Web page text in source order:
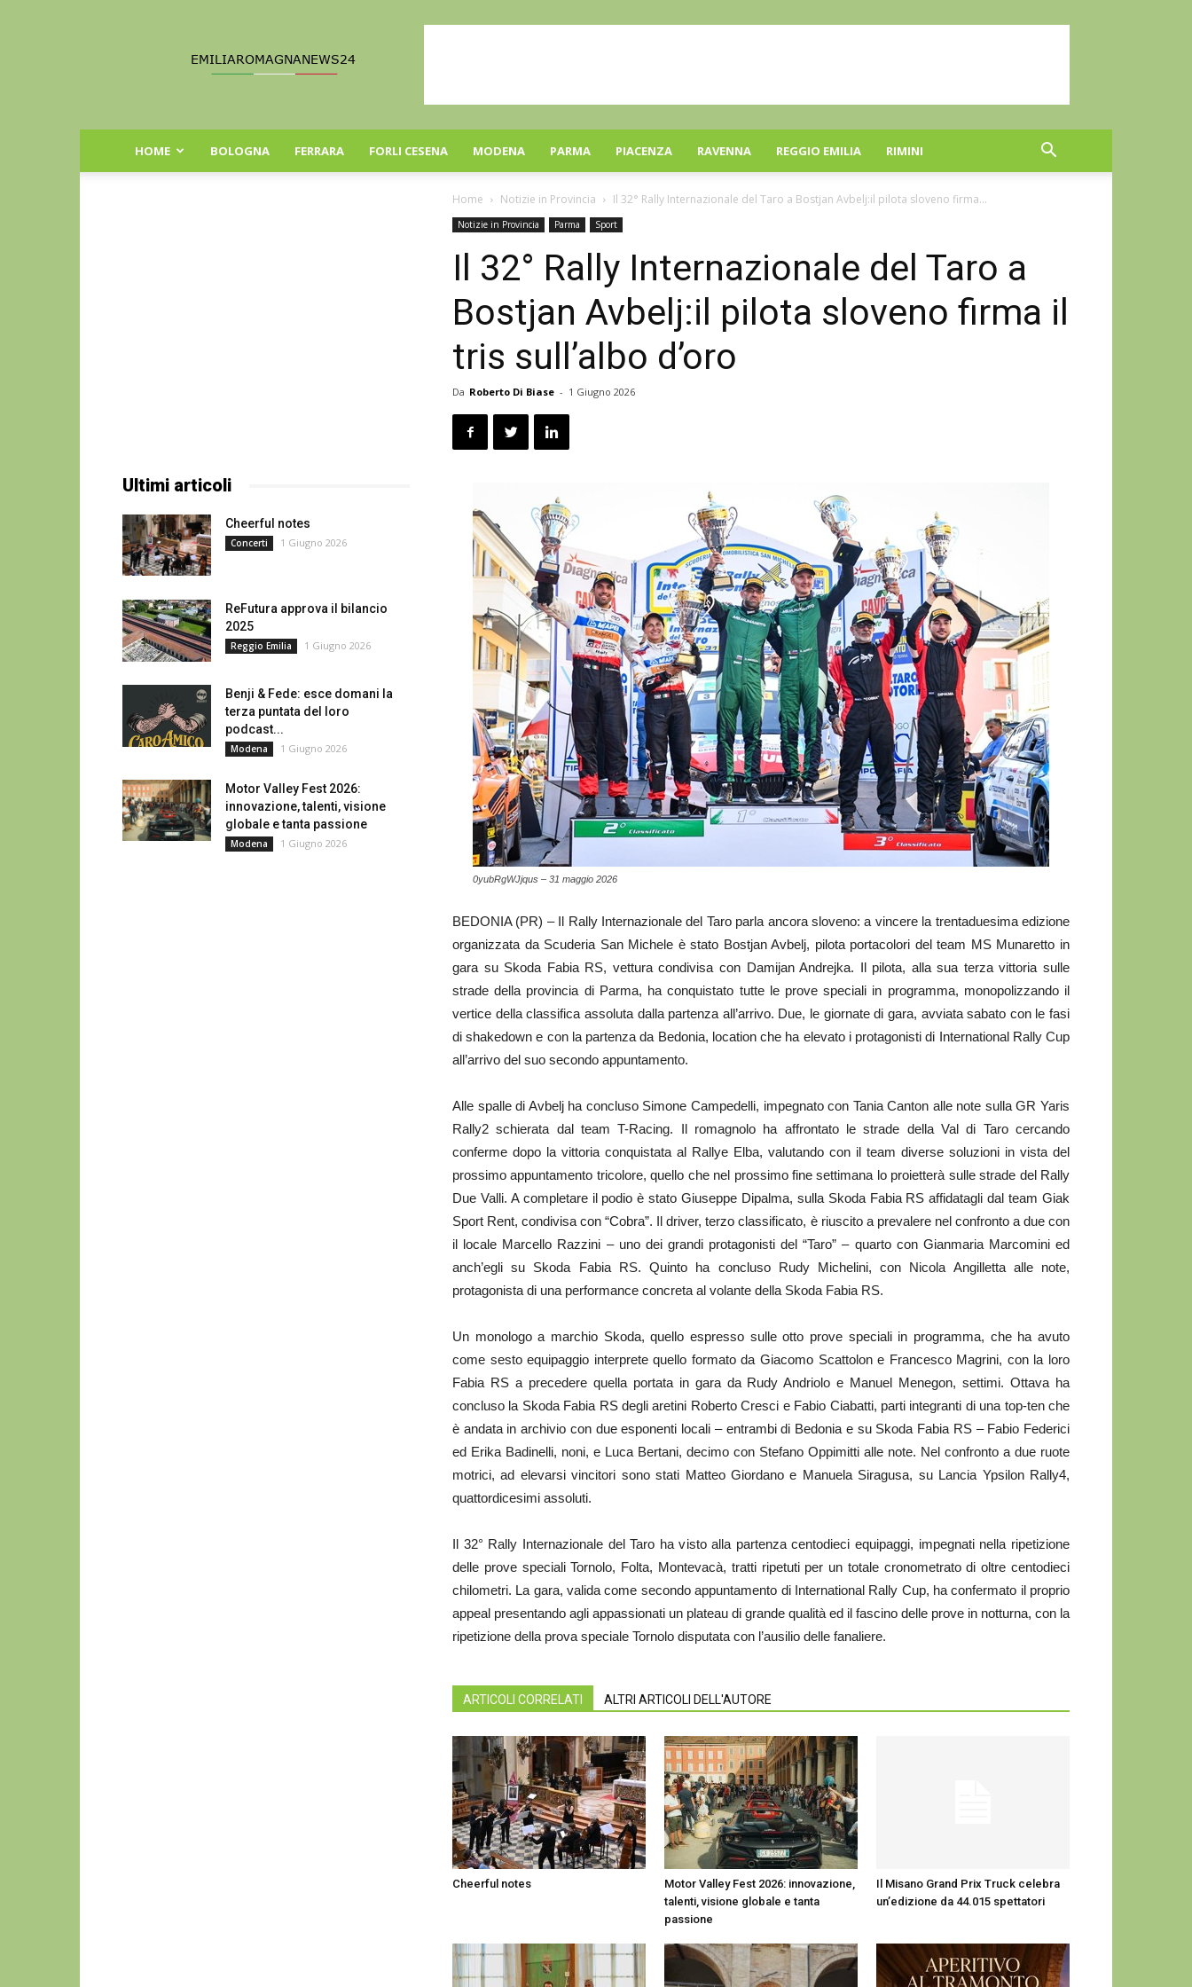
Romagna
HOME BOLOGNA FERRARA FORLI CESENA MODENA PARMA PIACENZA RAVENNA REGGIO EMILIA RIMINI
Home Notizie in Provincia Il 32° Rally Internazionale del Taro a Bostjan Avbelj:il pilota sloveno firma...
Notizie in Provincia Parma Sport
Il 32° Rally Internazionale del Taro a
Bostjan Avbelj:il pilota sloveno firma il
tris sull’albo d’oro
Da Roberto Di Biase - 1 Giugno 2026
0yubRgWJjqus – 31 maggio 2026
BEDONIA (PR) – Il Rally Internazionale del Taro parla ancora sloveno: a vincere la trentaduesima edizione
organizzata da Scuderia San Michele è stato Bostjan Avbelj, pilota portacolori del team MS Munaretto in
gara su Skoda Fabia RS, vettura condivisa con Damijan Andrejka. Il pilota, alla sua terza vittoria sulle
strade della provincia di Parma, ha conquistato tutte le prove speciali in programma, monopolizzando il
vertice della classifica assoluta dalla partenza all’arrivo. Due, le giornate di gara, avviata sabato con le fasi
di shakedown e con la partenza da Bedonia, location che ha elevato i protagonisti di International Rally Cup
all’arrivo del suo secondo appuntamento.
Alle spalle di Avbelj ha concluso Simone Campedelli, impegnato con Tania Canton alle note sulla GR Yaris
Rally2 schierata dal team T-Racing. Il romagnolo ha affrontato le strade della Val di Taro cercando
conferme dopo la vittoria conquistata al Rallye Elba, valutando con il team diverse soluzioni in vista del
prossimo appuntamento tricolore, quello che nel prossimo fine settimana lo proietterà sulle strade del Rally
Due Valli. A completare il podio è stato Giuseppe Dipalma, sulla Skoda Fabia RS affidatagli dal team Giak
Sport Rent, condivisa con “Cobra”. Il driver, terzo classificato, è riuscito a prevalere nel confronto a due con
il locale Marcello Razzini – uno dei grandi protagonisti del “Taro” – quarto con Gianmaria Marcomini ed
anch’egli su Skoda Fabia RS. Quinto ha concluso Rudy Michelini, con Nicola Angilletta alle note,
protagonista di una performance concreta al volante della Skoda Fabia RS.
Un monologo a marchio Skoda, quello espresso sulle otto prove speciali in programma, che ha avuto
come sesto equipaggio interprete quello formato da Giacomo Scattolon e Francesco Magrini, con la loro
Fabia RS a precedere quella portata in gara da Rudy Andriolo e Manuel Menegon, settimi. Ottava ha
concluso la Skoda Fabia RS degli aretini Roberto Cresci e Fabio Ciabatti, parti integranti di una top-ten che
è andata in archivio con due esponenti locali – entrambi di Bedonia e su Skoda Fabia RS – Fabio Federici
ed Erika Badinelli, noni, e Luca Bertani, decimo con Stefano Oppimitti alle note. Nel confronto a due ruote
motrici, ad elevarsi vincitori sono stati Matteo Giordano e Manuela Siragusa, su Lancia Ypsilon Rally4,
quattordicesimi assoluti.
Il 32° Rally Internazionale del Taro ha visto alla partenza centodieci equipaggi, impegnati nella ripetizione
delle prove speciali Tornolo, Folta, Montevacà, tratti ripetuti per un totale cronometrato di oltre centodieci
chilometri. La gara, valida come secondo appuntamento di International Rally Cup, ha confermato il proprio
appeal presentando agli appassionati un plateau di grande qualità ed il fascino delle prove in notturna, con la
ripetizione della prova speciale Tornolo disputata con l’ausilio delle fanaliere.
ARTICOLI CORRELATI ALTRI ARTICOLI DELL'AUTORE
Cheerful notes
Motor Valley Fest 2026: innovazione,
talenti, visione globale e tanta
passione
Il Misano Grand Prix Truck celebra
un’edizione da 44.015 spettatori
Ultimi articoli
Cheerful notes
Concerti 1 Giugno 2026
ReFutura approva il bilancio
2025
Reggio Emilia 1 Giugno 2026
Benji & Fede: esce domani la
terza puntata del loro
podcast...
Modena 1 Giugno 2026
Motor Valley Fest 2026:
innovazione, talenti, visione
globale e tanta passione
Modena 1 Giugno 2026